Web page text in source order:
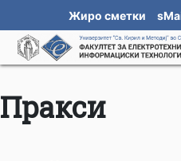
Жиро сметки
Пракси